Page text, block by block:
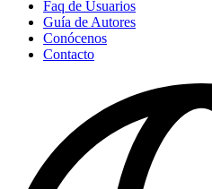
Faq de Usuarios
Guía de Autores
Conócenos
Contacto